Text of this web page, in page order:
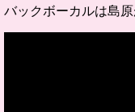
バックボーカルは島原